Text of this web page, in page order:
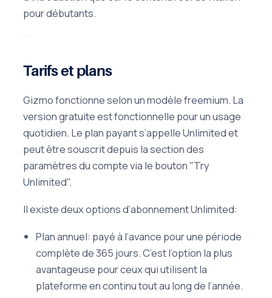
pour débutants.
Tarifs et plans
Gizmo fonctionne selon un modèle freemium. La
version gratuite est fonctionnelle pour un usage
quotidien. Le plan payant s’appelle Unlimited et
peut être souscrit depuis la section des
paramètres du compte via le bouton "Try
Unlimited".
Il existe deux options d’abonnement Unlimited:
Plan annuel: payé à l’avance pour une période
complète de 365 jours. C’est l’option la plus
avantageuse pour ceux qui utilisent la
plateforme en continu tout au long de l’année.